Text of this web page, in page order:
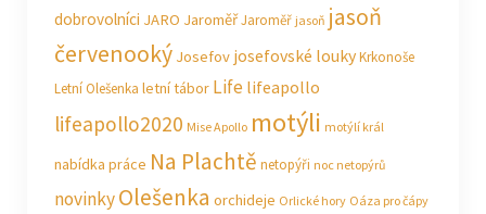
dobrovolníci JARO JaroměřJaroměř jasoň jasoň
červenooký Josefov josefovské loukyKrkonoše
Letní Olešenka letní tábor Life lifeapollo
lifeapollo2020 Mise Apollo motýli motýlí král
nabídka práce Na Plachtě netopýři noc netopýrů
novinkyOlešenka orchideje Orlické hory Oáza pro čápy